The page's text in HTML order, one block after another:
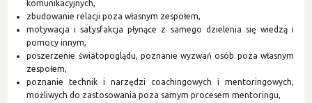
komunikacyjnych,
zbudowanie relacji poza własnym zespołem,
motywacja i satysfakcja płynące z samego dzielenia się wiedzą i
pomocy innym,
poszerzenie światopoglądu, poznanie wyzwań osób poza własnym
zespołem,
poznanie technik i narzędzi coachingowych i mentoringowych,
możliwych do zastosowania poza samym procesem mentoringu,